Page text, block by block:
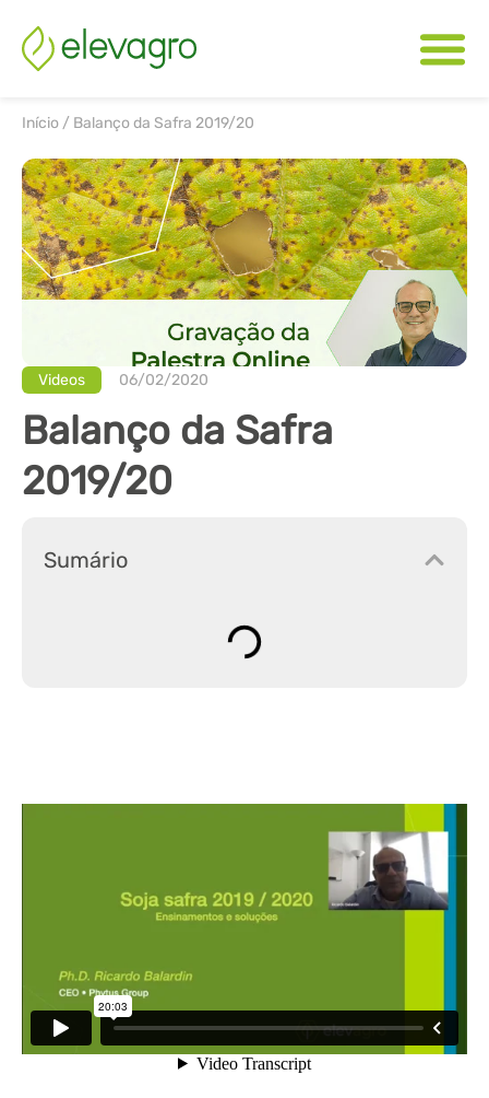
Início / Balanço da Safra 2019/20
Videos 06/02/2020
Balanço da Safra
2019/20
Sumário